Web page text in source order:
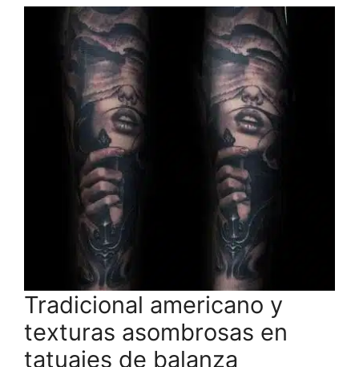
Tradicional americano y
texturas asombrosas en
tatuajes de balanza